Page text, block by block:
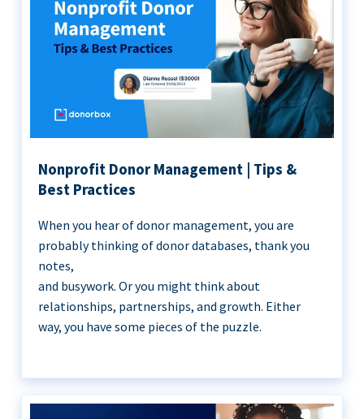
Nonprofit Donor Management | Tips &
Best Practices
When you hear of donor management, you are
probably thinking of donor databases, thank you
notes,
and busywork. Or you might think about
relationships, partnerships, and growth. Either
way, you have some pieces of the puzzle.